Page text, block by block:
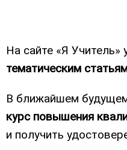
На сайте «Я
тематическим
В ближайшем
курс повышения
и получить